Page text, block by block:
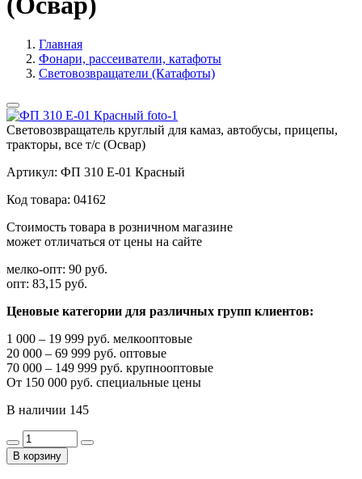
Главная
Фонари, рассеиватели, катафоты
Световозвращатели (Катафоты)
Световозвращатель круглый для камаз, автобусы, прицепы,
тракторы, все т/с (Освар)
Артикул: ФП 310 Е-01 Красный
Код товара: 04162
Стоимость товара в розничном магазине
может отличаться от цены на сайте
мелко-опт: 90 руб.
опт: 83,15 руб.
Ценовые категории для различных групп клиентов:
1 000 – 19 999 руб. мелкооптовые
20 000 – 69 999 руб. оптовые
70 000 – 149 999 руб. крупнооптовые
От 150 000 руб. специальные цены
В наличии 145
В корзину